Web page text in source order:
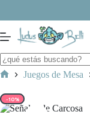
contenido
Juegos de Mesa
-10%